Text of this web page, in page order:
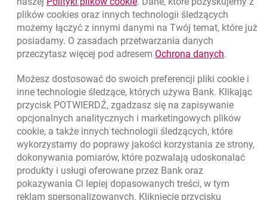
(+48) 22 598 40 40
Znajdź placówkę lub bankomat otwiera się w nowej karcie
Oceń nas otwiera się w nowej karcie
Złóż wniosek przez internet
Skontaktuj się ze Specjalistą
O banku
plików cookies oraz innych technologii śledzących
możemy łączyć z innymi danymi na Twój temat, które już
posiadamy. O zasadach przetwarzania danych
przeczytasz więcej pod adresem Ochrona danychlink
.
Możesz dostosować do swoich preferencji pliki cookie i
inne technologie śledzące, których używa Bank. Klikając
przycisk POTWIERDŹ, zgadzasz się na zapisywanie
opcjonalnych analitycznych i marketingowych plików
cookie, a także innych technologii śledzących, które
wykorzystamy do poprawy jakości korzystania ze strony,
dokonywania pomiarów, które pozwalają udoskonalać
produkty i usługi oferowane przez Bank oraz
pokazywania Ci lepiej dopasowanych treści, w tym
reklam spersonalizowanych. Kliknięcie przycisku